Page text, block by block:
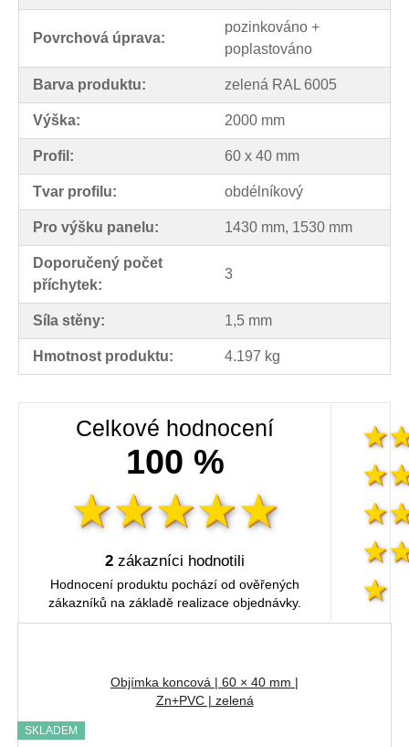
Povrchová úprava:
pozinkováno +
poplastováno
Barva produktu: zelená RAL 6005
Výška: 2000 mm
Profil: 60 x 40 mm
Tvar profilu: obdélníkový
Pro výšku panelu: 1430 mm, 1530 mm
Doporučený počet
příchytek:
3
Síla stěny: 1,5 mm
Hmotnost produktu: 4.197 kg
Celkové hodnocení
100 %
2 zákazníci hodnotili
Hodnocení produktu pochází od ověřených
zákazníků na základě realizace objednávky.
Objímka koncová | 60 × 40 mm |
Zn+PVC | zelená
SKLADEM